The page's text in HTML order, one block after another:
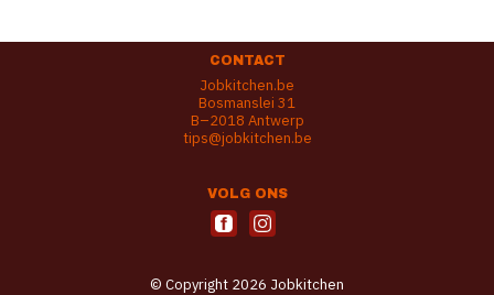
CONTACT
Jobkitchen.be
Bosmanslei 31
B–2018 Antwerp
tips@jobkitchen.be
VOLG ONS
© Copyright 2026 Jobkitchen